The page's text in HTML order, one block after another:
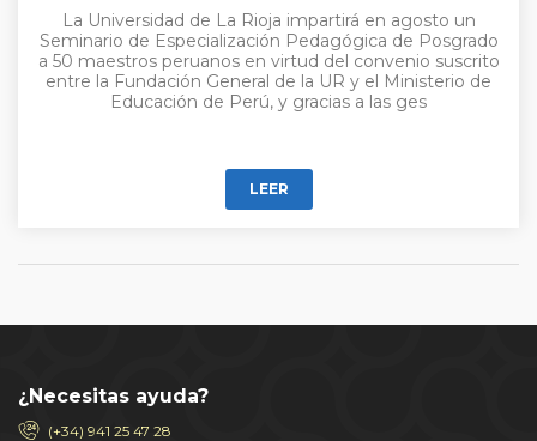
La Universidad de La Rioja impartirá en agosto un
Seminario de Especialización Pedagógica de Posgrado
a 50 maestros peruanos en virtud del convenio suscrito
entre la Fundación General de la UR y el Ministerio de
Educación de Perú, y gracias a las ges
LEER
¿Necesitas ayuda?
(+34) 941 25 47 28